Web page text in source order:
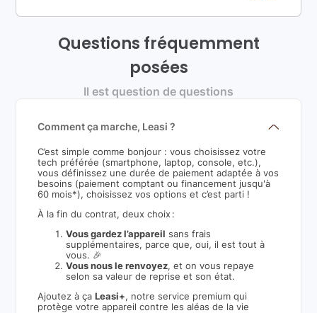
Questions fréquemment
posées
Il est question de questions
Comment ça marche, Leasi ?
C’est simple comme bonjour : vous choisissez votre
tech préférée (smartphone, laptop, console, etc.),
vous définissez une durée de paiement adaptée à vos
besoins (paiement comptant ou financement jusqu'à
60 mois*), choisissez vos options et c’est parti !
À la fin du contrat, deux choix :
Vous gardez l’appareil sans frais
supplémentaires, parce que, oui, il est tout à
vous. 🎉
Vous nous le renvoyez, et on vous repaye
selon sa valeur de reprise et son état.
Ajoutez à çaLeasi+, notre service premium qui
protège votre appareil contre les aléas de la vie